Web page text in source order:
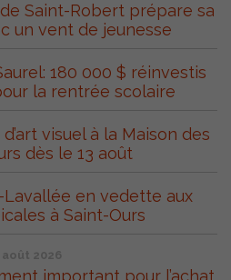
Saint-Robert prépare sa
un vent de jeunesse
180 000 $ réinvestis
la rentrée scolaire
visuel à la Maison des
dès le 13 août
Lavallée en vedette aux
à Saint-Ours
août 2026